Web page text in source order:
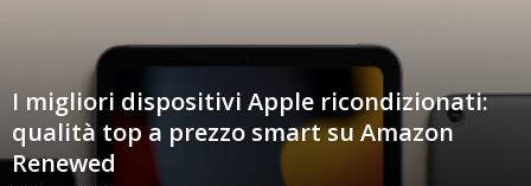
I migliori dispositivi Apple ricondizionati:
qualità top a prezzo smart su Amazon
Renewed